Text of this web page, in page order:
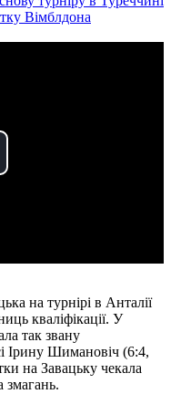
Вімблдона
на турнірі в Анталії
кваліфікації. У
так звану
Ірину Шимановіч (6:4,
на Завацьку чекала
змагань.